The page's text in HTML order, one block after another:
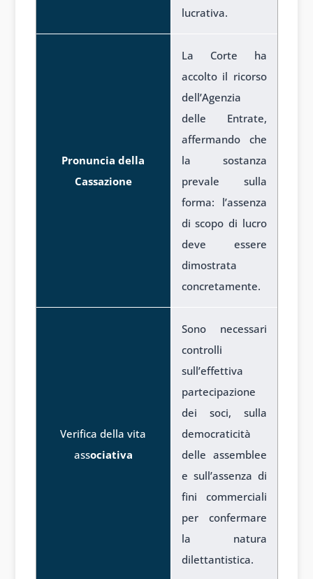
lucrativa.
Pronuncia della
Cassazione
La Corte ha
accolto il ricorso
dell’Agenzia
delle Entrate,
affermando che
la sostanza
prevale sulla
forma: l’assenza
di scopo di lucro
deve essere
dimostrata
concretamente.
Verifica della vita
associativa
Sono necessari
controlli
sull’effettiva
partecipazione
dei soci, sulla
democraticità
delle assemblee
e sull’assenza di
fini commerciali
per confermare
la natura
dilettantistica.